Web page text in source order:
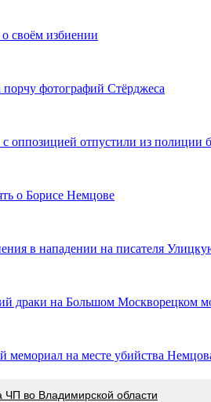
своём избиении
порчу фотографий Стёрджеса
оппозицией отпустили из полиции
о Борисе Немцове
в нападении на писателя
драки на Большом Москворецком
на месте убийства
ЧП во Владимирской области